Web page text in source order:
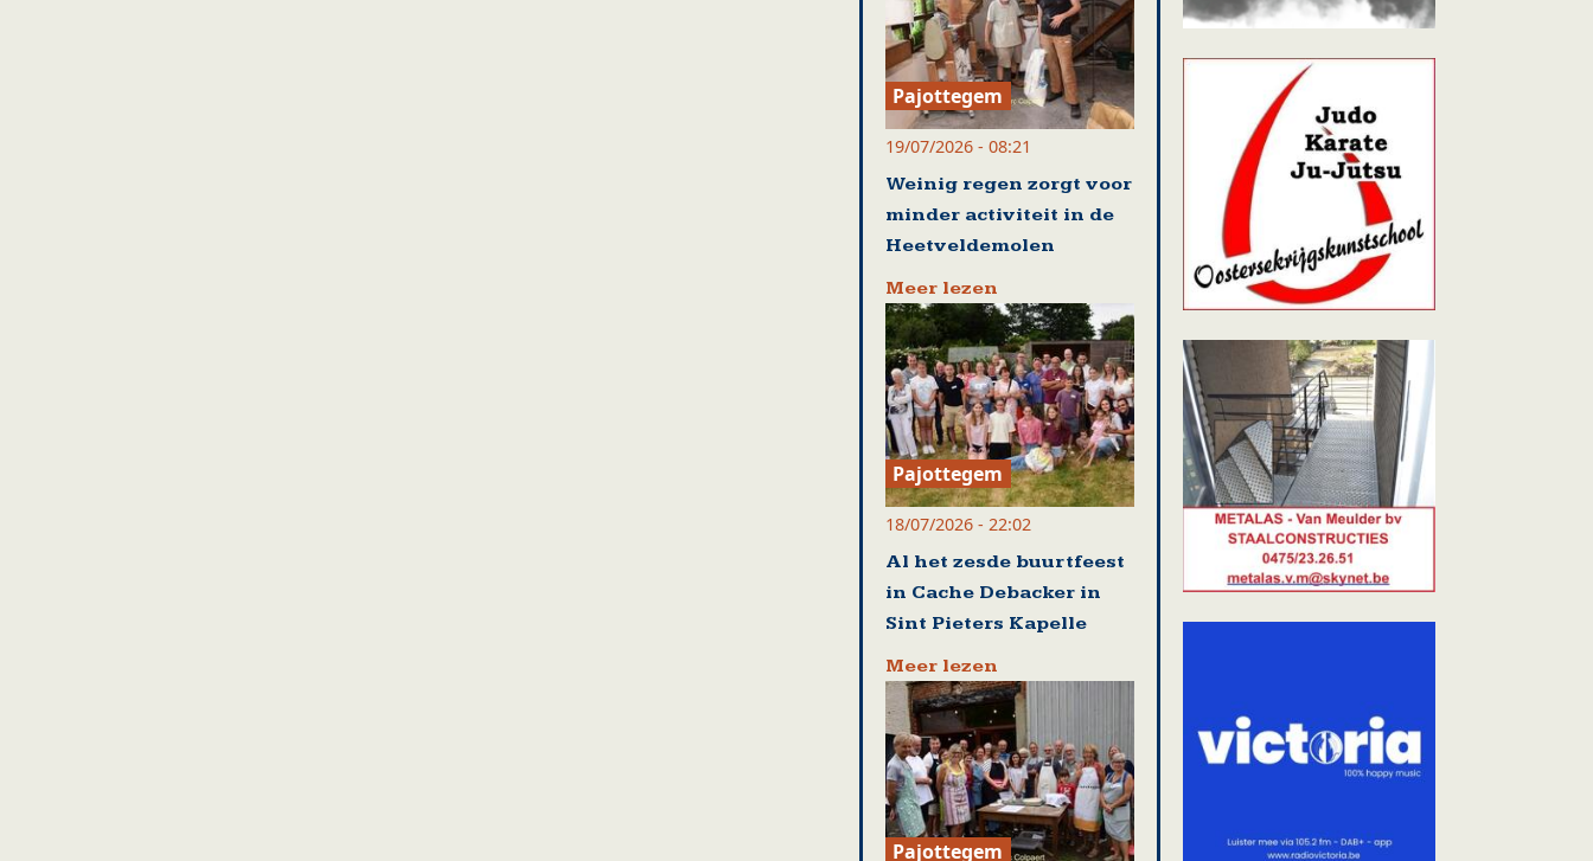
Pajottegem
19/07/2026 - 08:21
Weinig regen zorgt voor
minder activiteit in de
Heetveldemolen
Meer lezen
Pajottegem
18/07/2026 - 22:02
Al het zesde buurtfeest
in Cache Debacker in
Sint Pieters Kapelle
Meer lezen
Pajottegem